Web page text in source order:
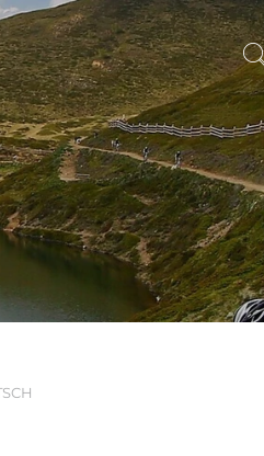
SUCHEN &
ENTDECKE
WANN?